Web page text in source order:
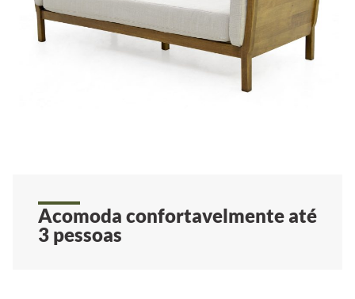
Acomoda confortavelmente até
3 pessoas